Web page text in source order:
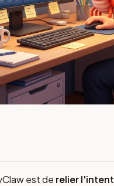
est de relier